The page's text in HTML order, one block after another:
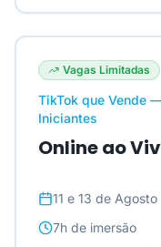
Vagas Limitadas
TikTok que Vende
Iniciantes
Online ao
11 e 13 de Agosto
7h de imersão